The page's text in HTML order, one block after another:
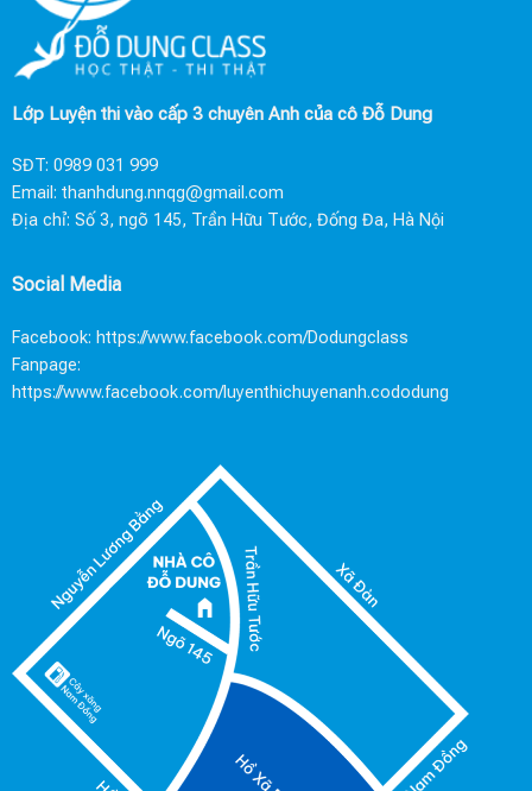
Lớp Luyện thi vào cấp 3 chuyên Anh của cô Đỗ Dung
SĐT: 0989 031 999
Email: thanhdung.nnqg@gmail.com
Địa chỉ: Số 3, ngõ 145, Trần Hữu Tước, Đống Đa, Hà Nội
Social Media
Facebook: https://www.facebook.com/Dodungclass
Fanpage:
https://www.facebook.com/luyenthichuyenanh.cododung